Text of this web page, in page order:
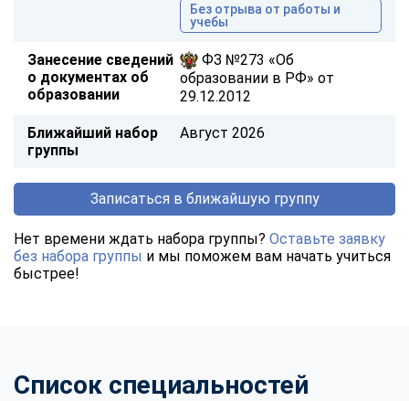
Без отрыва от работы и
учебы
Занесение сведений
о документах об
образовании
ФЗ №273 «Об
образовании в РФ» от
29.12.2012
Ближайший набор
группы
Август 2026
Записаться в ближайшую группу
Нет времени ждать набора группы? Оставьте заявку
без набора группы и мы поможем вам начать учиться
быстрее!
Список специальностей